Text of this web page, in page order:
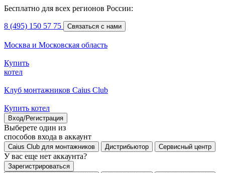
Бесплатно для всех регионов России:
8 (495) 150 57 75 Связаться с нами
Москва и Московская область
Купить
котел
Клуб монтажников Caius Club
Купить котел
Вход/Регистрация
Выберете один из
способов входа в аккаунт
Caius Club для монтажников Дистрибьютор Сервисный центр
У вас еще нет аккаунта?
Зарегистрироваться